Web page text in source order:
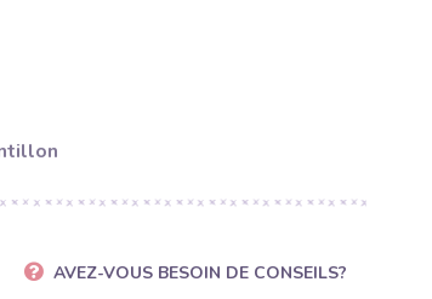
AVEZ-VOUS BESOIN DE CONSEILS?